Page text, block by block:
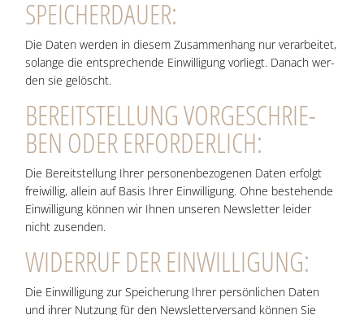
SPEI­CHER­DAU­ER:
Die Daten wer­den in die­sem Zusam­men­hang nur ver­ar­bei­tet,
solan­ge die ent­spre­chen­de Ein­wil­li­gung vor­liegt. Danach wer­
den sie gelöscht.
BEREIT­STEL­LUNG VOR­GE­SCHRIE­
BEN ODER ERFORDERLICH:
Die Bereit­stel­lung Ihrer per­so­nen­be­zo­ge­nen Daten erfolgt
frei­wil­lig, allein auf Basis Ihrer Ein­wil­li­gung. Ohne bestehen­de
Ein­wil­li­gung kön­nen wir Ihnen unse­ren News­let­ter lei­der
nicht zusenden.
WIDER­RUF DER EINWILLIGUNG:
Die Ein­wil­li­gung zur Spei­che­rung Ihrer per­sön­li­chen Daten
und ihrer Nut­zung für den News­let­ter­ver­sand kön­nen Sie